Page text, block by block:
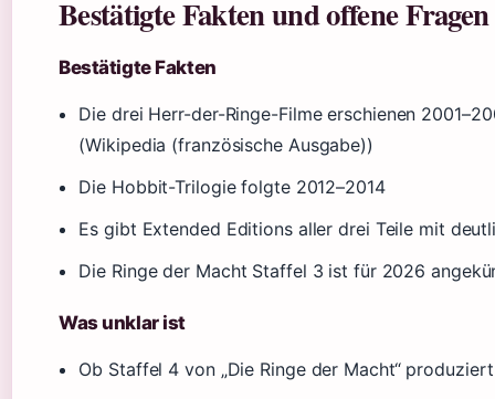
Bestätigte Fakten und offene Fragen
Bestätigte Fakten
Die drei Herr-der-Ringe-Filme erschienen
(Wikipedia (französische Ausgabe))
Die Hobbit-Trilogie folgte 2012–2014
Es gibt Extended Editions aller drei Teile mit
Die Ringe der Macht Staffel 3 ist für 2026
Was unklar ist
Ob Staffel 4 von „Die Ringe der Macht“